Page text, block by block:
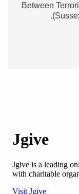
Between